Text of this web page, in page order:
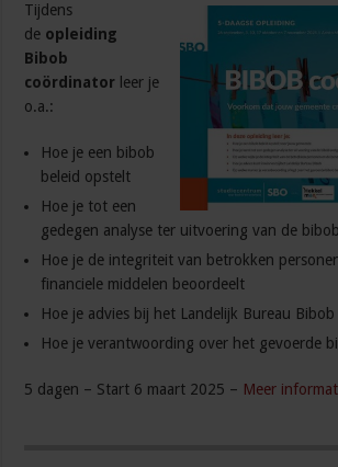
Tijdens
de opleiding
Bibob
coördinator leer je
o.a.:
Hoe je een bibob
beleid opstelt
Hoe je tot een
gedegen analyse ter uitvoering van de
Hoe je de integriteit van betrokken
financiele middelen beoordeelt
Hoe je advies bij het Landelijk Bureau
Hoe je verantwoording over het gevoerde
5 dagen – Start 6 maart 2025 – Meer